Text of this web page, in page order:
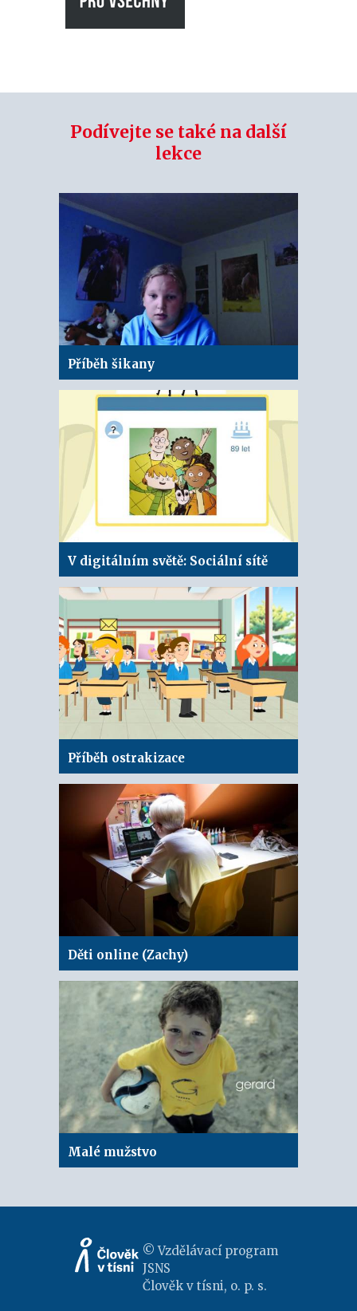
Podívejte se také na další
lekce
Příběh šikany
V digitálním světě: Sociální sítě
Příběh ostrakizace
Děti online (Zachy)
Malé mužstvo
© Vzdělávací program
JSNS
Člověk v tísni, o. p. s.